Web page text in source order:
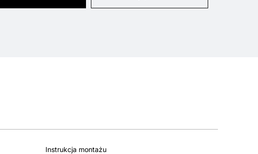
Instrukcja montażu